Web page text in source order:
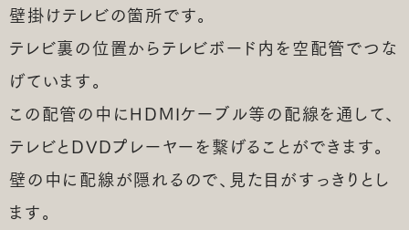
壁掛けテレビの箇所です。
テレビ裏の位置からテレビボード内を空配管でつな
げています。
この配管の中にHDMIケーブル等の配線を通して、
テレビとDVDプレーヤーを繋げることができます。
壁の中に配線が隠れるので、見た目がすっきりとし
ます。